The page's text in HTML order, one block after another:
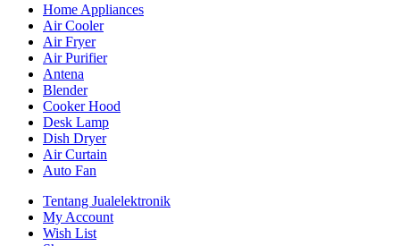
Home Appliances
Air Cooler
Air Fryer
Air Purifier
Antena
Blender
Cooker Hood
Desk Lamp
Dish Dryer
Air Curtain
Auto Fan
Tentang Jualelektronik
My Account
Wish List